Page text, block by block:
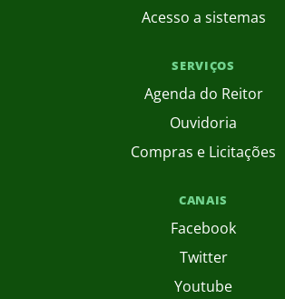
Acesso a sistemas
SERVIÇOS
Agenda do Reitor
Ouvidoria
Compras e Licitações
CANAIS
Facebook
Twitter
Youtube